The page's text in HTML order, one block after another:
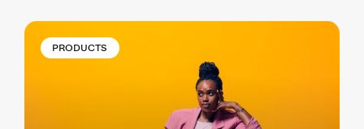
PRODUCTS